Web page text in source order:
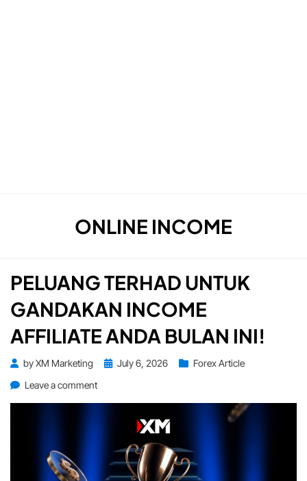
TAG
:
ONLINE INCOME
PELUANG TERHAD UNTUK
GANDAKAN INCOME
AFFILIATE ANDA BULAN INI!
byXM Marketing
PostedJuly 6, 2026
Forex Article
Leave a commenton
Gandakan
Income
Affiliate